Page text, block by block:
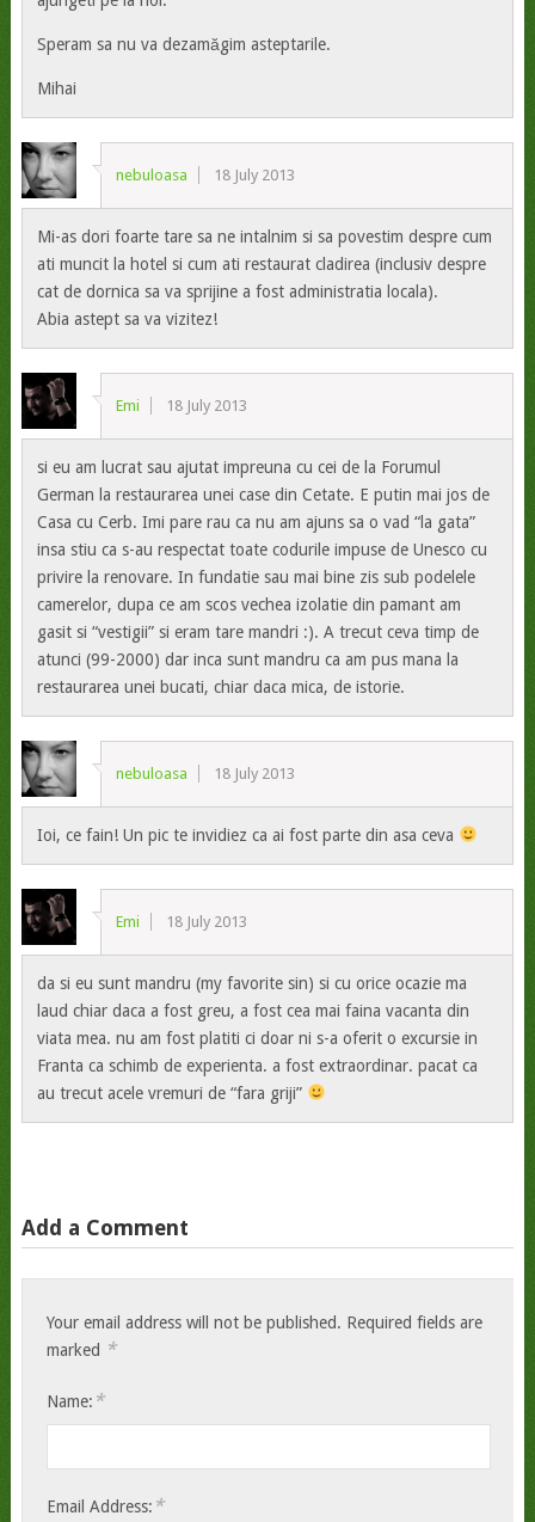
Speram sa nu va dezamăgim asteptarile.
Mihai
nebuloasa 18 July 2013
Mi-as dori foarte tare sa ne intalnim si sa povestim despre cum
ati muncit la hotel si cum ati restaurat cladirea (inclusiv despre
cat de dornica sa va sprijine a fost administratia locala).
Abia astept sa va vizitez!
Emi 18 July 2013
si eu am lucrat sau ajutat impreuna cu cei de la Forumul
German la restaurarea unei case din Cetate. E putin mai jos de
Casa cu Cerb. Imi pare rau ca nu am ajuns sa o vad “la gata”
insa stiu ca s-au respectat toate codurile impuse de Unesco cu
privire la renovare. In fundatie sau mai bine zis sub podelele
camerelor, dupa ce am scos vechea izolatie din pamant am
gasit si “vestigii” si eram tare mandri :). A trecut ceva timp de
atunci (99-2000) dar inca sunt mandru ca am pus mana la
restaurarea unei bucati, chiar daca mica, de istorie.
nebuloasa 18 July 2013
Ioi, ce fain! Un pic te invidiez ca ai fost parte din asa ceva
Emi 18 July 2013
da si eu sunt mandru (my favorite sin) si cu orice ocazie ma
laud chiar daca a fost greu, a fost cea mai faina vacanta din
viata mea. nu am fost platiti ci doar ni s-a oferit o excursie in
Franta ca schimb de experienta. a fost extraordinar. pacat ca
au trecut acele vremuri de “fara griji”
Add a Comment
Your email address will not be published. Required fields are
marked *
Name: *
Email Address: *